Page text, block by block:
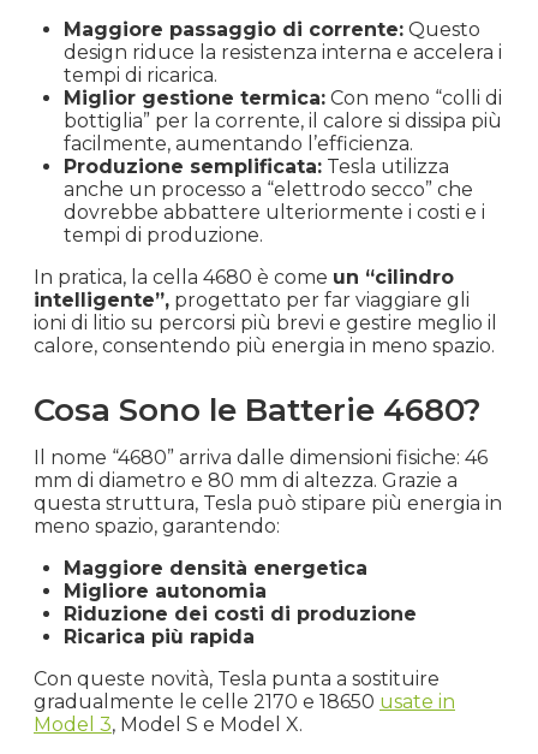
Maggiore passaggio di corrente: Questo
design riduce la resistenza interna e accelera i
tempi di ricarica.
Miglior gestione termica: Con meno “colli di
bottiglia” per la corrente, il calore si dissipa più
facilmente, aumentando l’efficienza.
Produzione semplificata: Tesla utilizza
anche un processo a “elettrodo secco” che
dovrebbe abbattere ulteriormente i costi e i
tempi di produzione.
In pratica, la cella 4680 è come un “cilindro
intelligente”, progettato per far viaggiare gli
ioni di litio su percorsi più brevi e gestire meglio il
calore, consentendo più energia in meno spazio.
Cosa Sono le Batterie 4680?
Il nome “4680” arriva dalle dimensioni fisiche: 46
mm di diametro e 80 mm di altezza. Grazie a
questa struttura, Tesla può stipare più energia in
meno spazio, garantendo:
Maggiore densità energetica
Migliore autonomia
Riduzione dei costi di produzione
Ricarica più rapida
Con queste novità, Tesla punta a sostituire
gradualmente le celle 2170 e 18650 usate in
Model 3, Model S e Model X.